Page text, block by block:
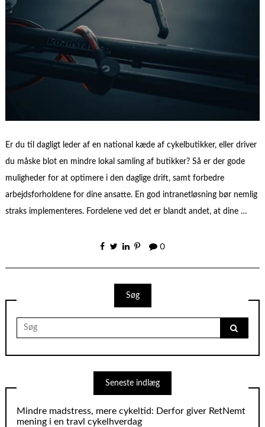
Er du til dagligt leder af en national kæde af cykelbutikker, eller driver
du måske blot en mindre lokal samling af butikker? Så er der gode
muligheder for at optimere i den daglige drift, samt forbedre
arbejdsforholdene for dine ansatte. En god intranetløsning bør nemlig
straks implementeres. Fordelene ved det er blandt andet, at dine …
0
Søg
Search
for:
Seneste indlæg
Mindre madstress, mere cykeltid: Derfor giver RetNemt
mening i en travl cykelhverdag